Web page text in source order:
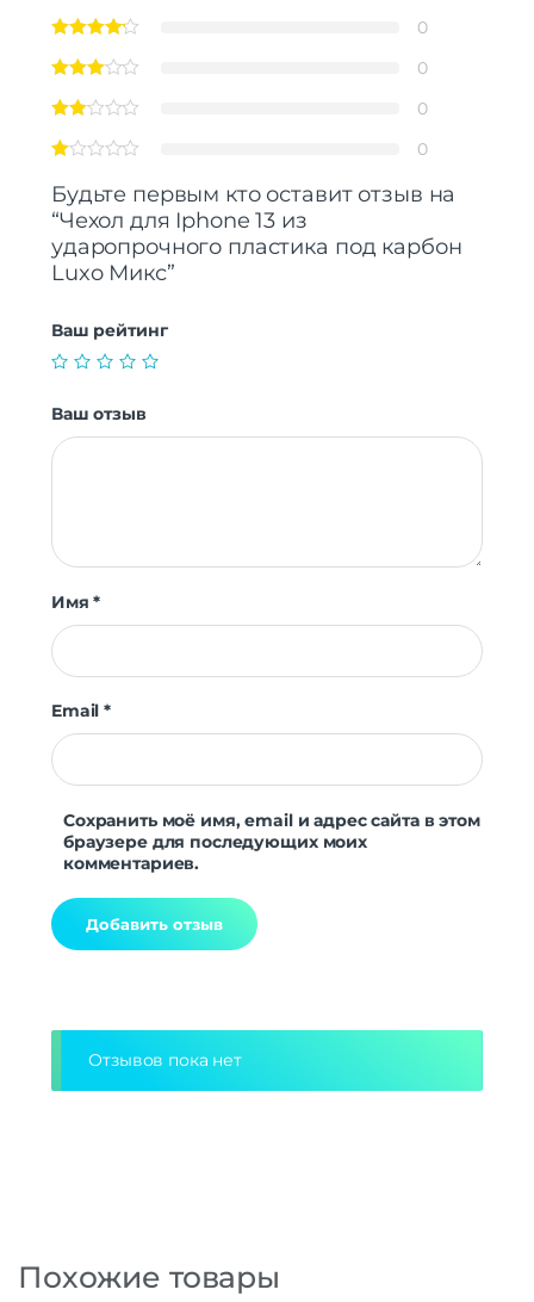
0
0
0
0
Будьте первым кто оставит отзыв на
“Чехол для Iphone 13 из
ударопрочного пластика под карбон
Luxo Микс”
Ваш рейтинг
Ваш отзыв
Имя*
Email*
Сохранить моё имя, email и адрес сайта в этом
браузере для последующих моих
комментариев.
Отзывов пока нет
Похожие товары